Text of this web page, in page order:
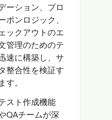
ーション、プロ
ポンロジック、
ックアウトのエ
管理のためのテ
速に構築し、サ
整合性を検証す
す。
スト作成機能
QAチームが深